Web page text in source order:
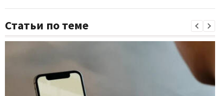
Статьи по теме